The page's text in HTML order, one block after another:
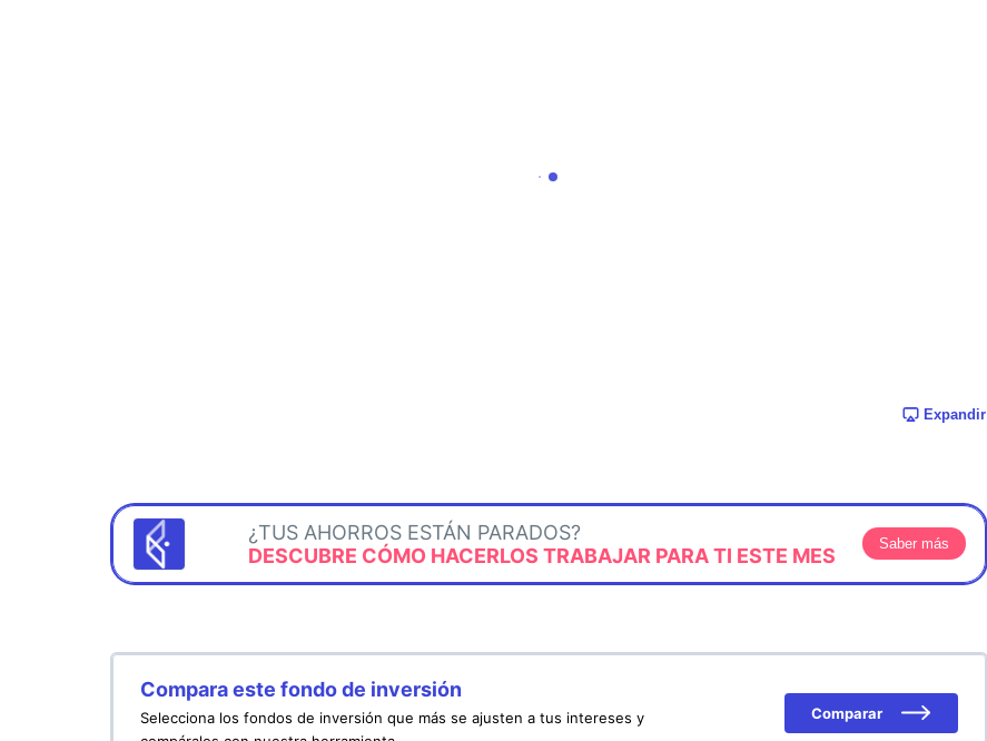
Expandir
¿TUS AHORROS ESTÁN PARADOS?
DESCUBRE CÓMO HACERLOS TRABAJAR PARA TI ESTE MES
Saber más
Compara este fondo de inversión
Selecciona los fondos de inversión que más se ajusten a tus intereses y
Comparar